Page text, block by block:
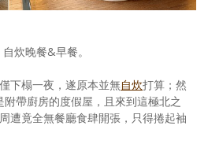
炊晚餐&早餐。
下榻一夜，遂原本並無自炊打算；然
帶廚房的度假屋，且來到這極北之
遭竟全無餐廳食肆開張，只得捲起袖